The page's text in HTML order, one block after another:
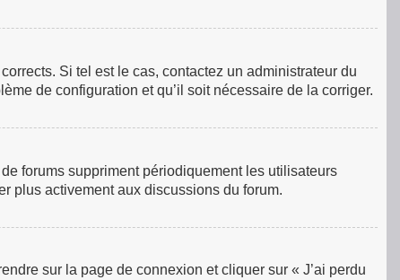
Si tel est le cas, contactez un administrateur du
de configuration et qu’il soit nécessaire de la corriger.
forums suppriment périodiquement les utilisateurs
plus activement aux discussions du forum.
sur la page de connexion et cliquer sur « J’ai perdu